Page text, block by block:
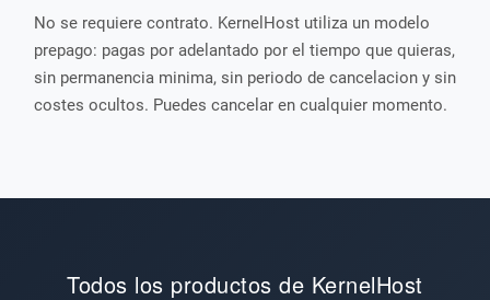
No se requiere contrato. KernelHost utiliza un modelo
prepago: pagas por adelantado por el tiempo que quieras,
sin permanencia minima, sin periodo de cancelacion y sin
costes ocultos. Puedes cancelar en cualquier momento.
Todos los productos de KernelHost